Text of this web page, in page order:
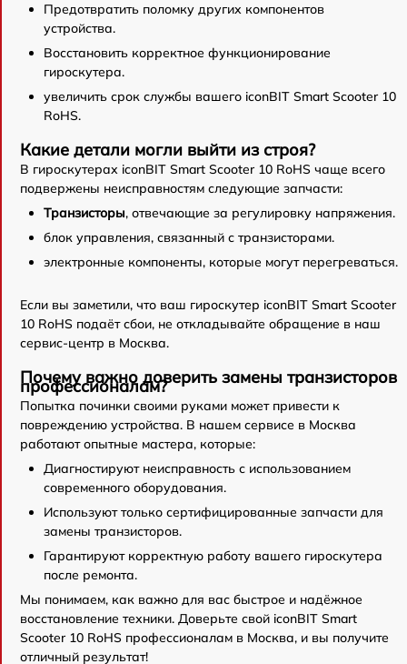
Предотвратить поломку других компонентов
устройства.
Восстановить корректное функционирование
гироскутера.
увеличить срок службы вашего iconBIT Smart Scooter 10
RoHS.
Какие детали могли выйти из строя?
В гироскутерах iconBIT Smart Scooter 10 RoHS чаще всего
подвержены неисправностям следующие запчасти:
Транзисторы, отвечающие за регулировку напряжения.
блок управления, связанный с транзисторами.
электронные компоненты, которые могут перегреваться.
Если вы заметили, что ваш гироскутер iconBIT Smart Scooter
10 RoHS подаёт сбои, не откладывайте обращение в наш
сервис-центр в Москва.
Почему важно доверить замены транзисторов
профессионалам?
Попытка починки своими руками может привести к
повреждению устройства. В нашем сервисе в Москва
работают опытные мастера, которые:
Диагностируют неисправность с использованием
современного оборудования.
Используют только сертифицированные запчасти для
замены транзисторов.
Гарантируют корректную работу вашего гироскутера
после ремонта.
Мы понимаем, как важно для вас быстрое и надёжное
восстановление техники. Доверьте свой iconBIT Smart
Scooter 10 RoHS профессионалам в Москва, и вы получите
отличный результат!